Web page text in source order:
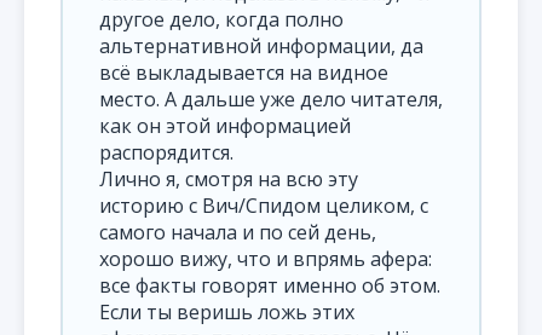
другое дело, когда полно
альтернативной информации, да
всё выкладывается на видное
место. А дальше уже дело читателя,
как он этой информацией
распорядится.
Лично я, смотря на всю эту
историю с Вич/Спидом целиком, с
самого начала и по сей день,
хорошо вижу, что и впрямь афера:
все факты говорят именно об этом.
Если ты веришь ложь этих